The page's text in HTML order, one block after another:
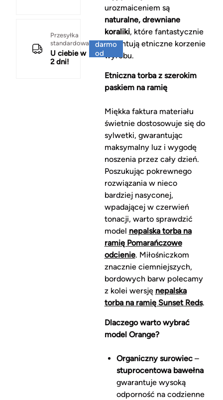
Przesyłka
standardowa
U ciebie w
2 dni!
darmo
od
150 zł
urozmaiceniem są
naturalne, drewniane
koraliki, które fantastycznie
akcentują etniczne korzenie
wyrobu.
Etniczna torba z szerokim
paskiem na ramię
Miękka faktura materiału
świetnie dostosowuje się do
sylwetki, gwarantując
maksymalny luz i wygodę
noszenia przez cały dzień.
Poszukując pokrewnego
rozwiązania w nieco
bardziej nasyconej,
wpadającej w czerwień
tonacji, warto sprawdzić
model nepalska torba na
ramię Pomarańczowe
odcienie. Miłośniczkom
znacznie ciemniejszych,
bordowych barw polecamy
z kolei wersję nepalska
torba na ramię Sunset Reds.
Dlaczego warto wybrać
model Orange?
Organiczny surowiec–
stuprocentowa bawełna
gwarantuje wysoką
odporność na codzienne